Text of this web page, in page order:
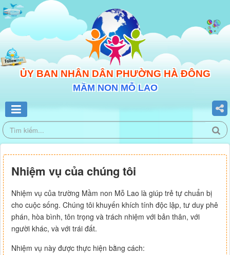
ỦY BAN NHÂN DÂN PHƯỜNG HÀ ĐÔNG
MẦM NON MỖ LAO
Nhiệm vụ của chúng tôi
Nhiệm vụ của trường Mầm non Mỗ Lao là giúp trẻ tự chuẩn bị
cho cuộc sống. Chúng tôi khuyến khích tính độc lập, tư duy phê
phán, hòa bình, tôn trọng và trách nhiệm với bản thân, với
người khác, và với trái đất.
Nhiệm vụ này được thực hiện bằng cách: